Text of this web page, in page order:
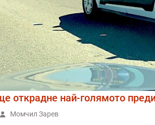
открадне най-голямото
Момчил Зарев